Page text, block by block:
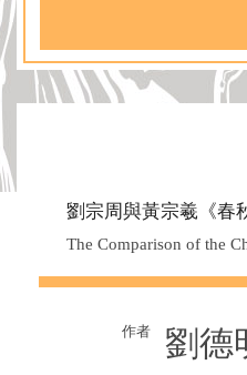
劉宗周與黃宗羲《春
The Comparison of the
作者 劉德